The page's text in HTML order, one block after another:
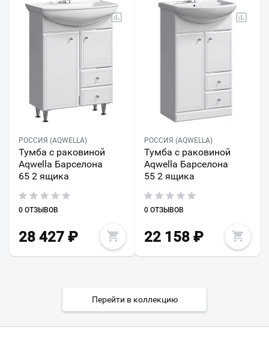
РОССИЯ (AQWELLA)
Тумба с раковиной
Aqwella Барселона
65 2 ящика
0 ОТЗЫВОВ
28 427 ₽
РОССИЯ (AQWELLA)
Тумба с раковиной
Aqwella Барселона
55 2 ящика
0 ОТЗЫВОВ
22 158₽
Перейти в коллекцию